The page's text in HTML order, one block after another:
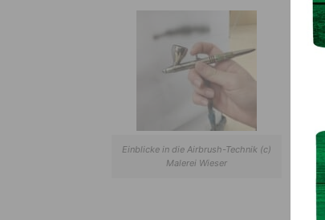
Einblicke in die Airbrush-Technik (c)
Malerei Wieser